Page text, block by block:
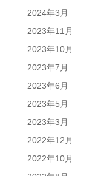
2024年3月
2023年11月
2023年10月
2023年7月
2023年6月
2023年5月
2023年3月
2022年12月
2022年10月